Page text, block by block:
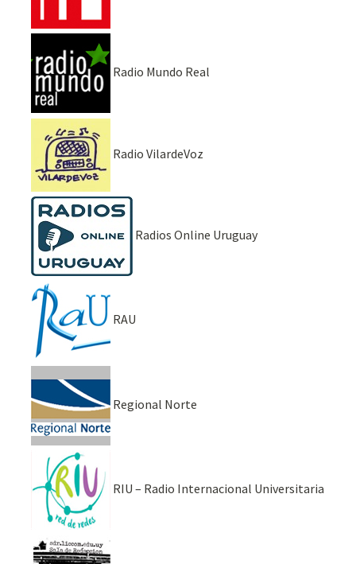
Radio Mundo Real
Radio VilardeVoz
Radios Online Uruguay
RAU
Regional Norte
RIU – Radio Internacional Universitaria